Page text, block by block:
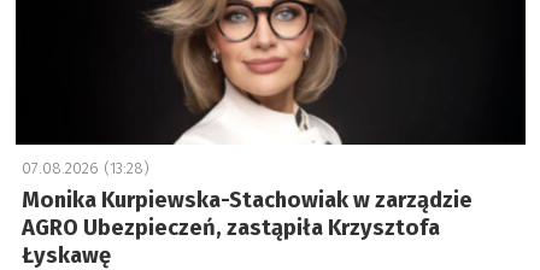
07.08.2026 (13:28)
Monika Kurpiewska-Stachowiak w zarządzie
AGRO Ubezpieczeń, zastąpiła Krzysztofa
Łyskawę